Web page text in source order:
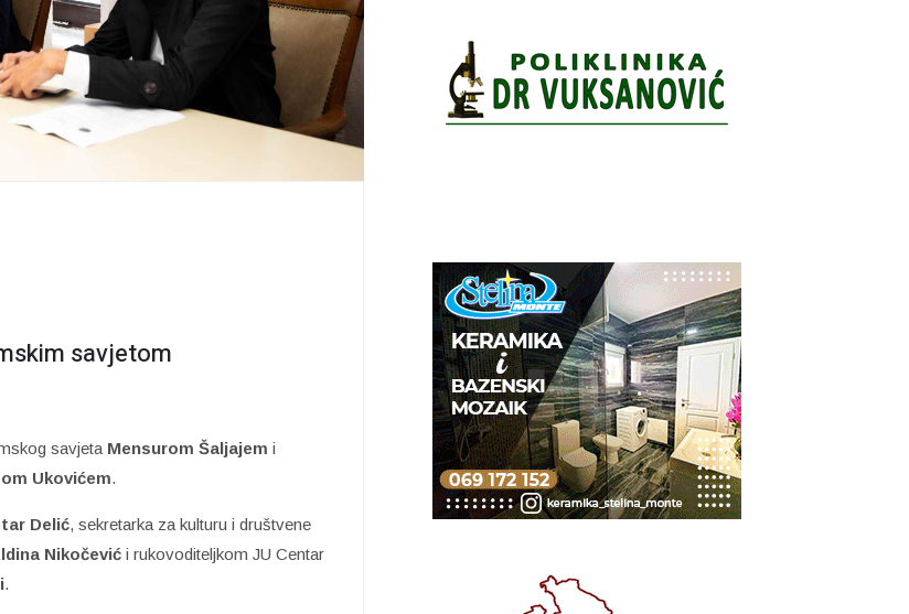
savjetom
savjeta Mensurom Šaljajem i
Ukovićem.
Delić, sekretarka za kulturu i društvene
Nikočević i rukovoditeljkom JU Centar
.